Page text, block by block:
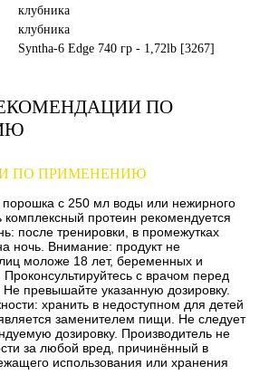
клубника
клубника
Syntha-6 Edge 740 гр - 1,72lb [3267]
ПО
ПО ПРИМЕНЕНИЮ
с 250 мл воды или нежирного
протеин рекомендуется
после тренировки, в промежутках
ночь. Внимание: продукт не
моложе 18 лет, беременных и
с врачом перед
превышайте указанную дозировку.
хранить в недоступном для детей
заменителем пищи. Не следует
дозировку. Производитель не
за любой вред, причинённый в
использования или хранения